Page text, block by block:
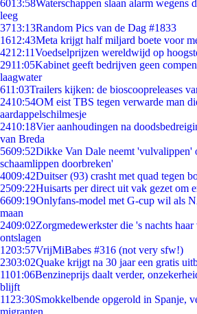
6013:58Waterschappen slaan alarm wegens
leeg
3713:13Random Pics van de Dag #1833
1612:43Meta krijgt half miljard boete voor
4212:11Voedselprijzen wereldwijd op
2911:05Kabinet geeft bedrijven geen
laagwater
611:03Trailers kijken: de bioscoopreleases
2410:54OM eist TBS tegen verwarde man
aardappelschilmesje
2410:18Vier aanhoudingen na
van Breda
5609:52Dikke Van Dale neemt 'vulvalippen'
schaamlippen doorbreken'
4009:42Duitser (93) crasht met quad tegen
2509:22Huisarts per direct uit vak gezet om
6609:19Onlyfans-model met G-cup wil als
maan
2409:02Zorgmedewerkster die 's nachts
ontslagen
1203:57VrijMiBabes #316 (not very sfw!)
2303:02Quake krijgt na 30 jaar een gratis
1101:06Benzineprijs daalt verder,
blijft
11 23:30Smokkelbende opgerold in Spanje,
migranten